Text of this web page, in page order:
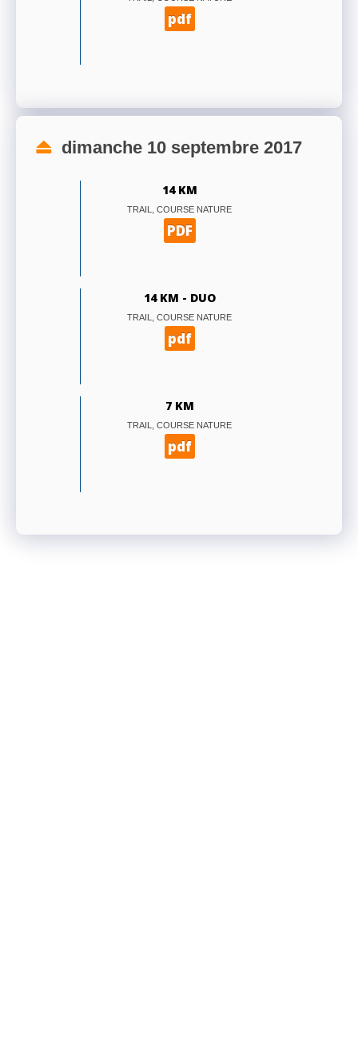
pdf
dimanche 10 septembre 2017
14 KM
TRAIL, COURSE NATURE
PDF
14 KM - DUO
TRAIL, COURSE NATURE
pdf
7 KM
TRAIL, COURSE NATURE
pdf